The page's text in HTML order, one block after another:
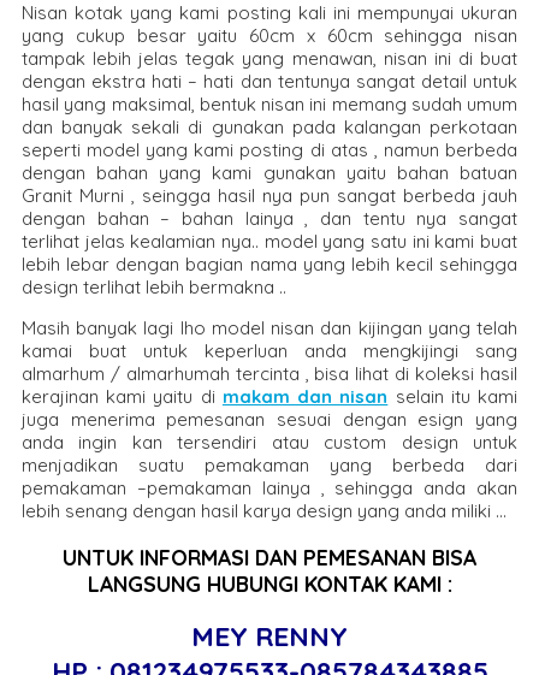
Nisan kotak yang kami posting kali ini mempunyai ukuran
yang cukup besar yaitu 60cm x 60cm sehingga nisan
tampak lebih jelas tegak yang menawan, nisan ini di buat
dengan ekstra hati – hati dan tentunya sangat detail untuk
hasil yang maksimal, bentuk nisan ini memang sudah umum
dan banyak sekali di gunakan pada kalangan perkotaan
seperti model yang kami posting di atas , namun berbeda
dengan bahan yang kami gunakan yaitu bahan batuan
Granit Murni , seingga hasil nya pun sangat berbeda jauh
dengan bahan – bahan lainya , dan tentu nya sangat
terlihat jelas kealamian nya.. model yang satu ini kami buat
lebih lebar dengan bagian nama yang lebih kecil sehingga
design terlihat lebih bermakna ..
Masih banyak lagi lho model nisan dan kijingan yang telah
kamai buat untuk keperluan anda mengkijingi sang
almarhum / almarhumah tercinta , bisa lihat di koleksi hasil
kerajinan kami yaitu di makam dan nisan selain itu kami
juga menerima pemesanan sesuai dengan esign yang
anda ingin kan tersendiri atau custom design untuk
menjadikan suatu pemakaman yang berbeda dari
pemakaman –pemakaman lainya , sehingga anda akan
lebih senang dengan hasil karya design yang anda miliki …
UNTUK INFORMASI DAN PEMESANAN BISA
LANGSUNG HUBUNGI KONTAK KAMI :
MEY RENNY